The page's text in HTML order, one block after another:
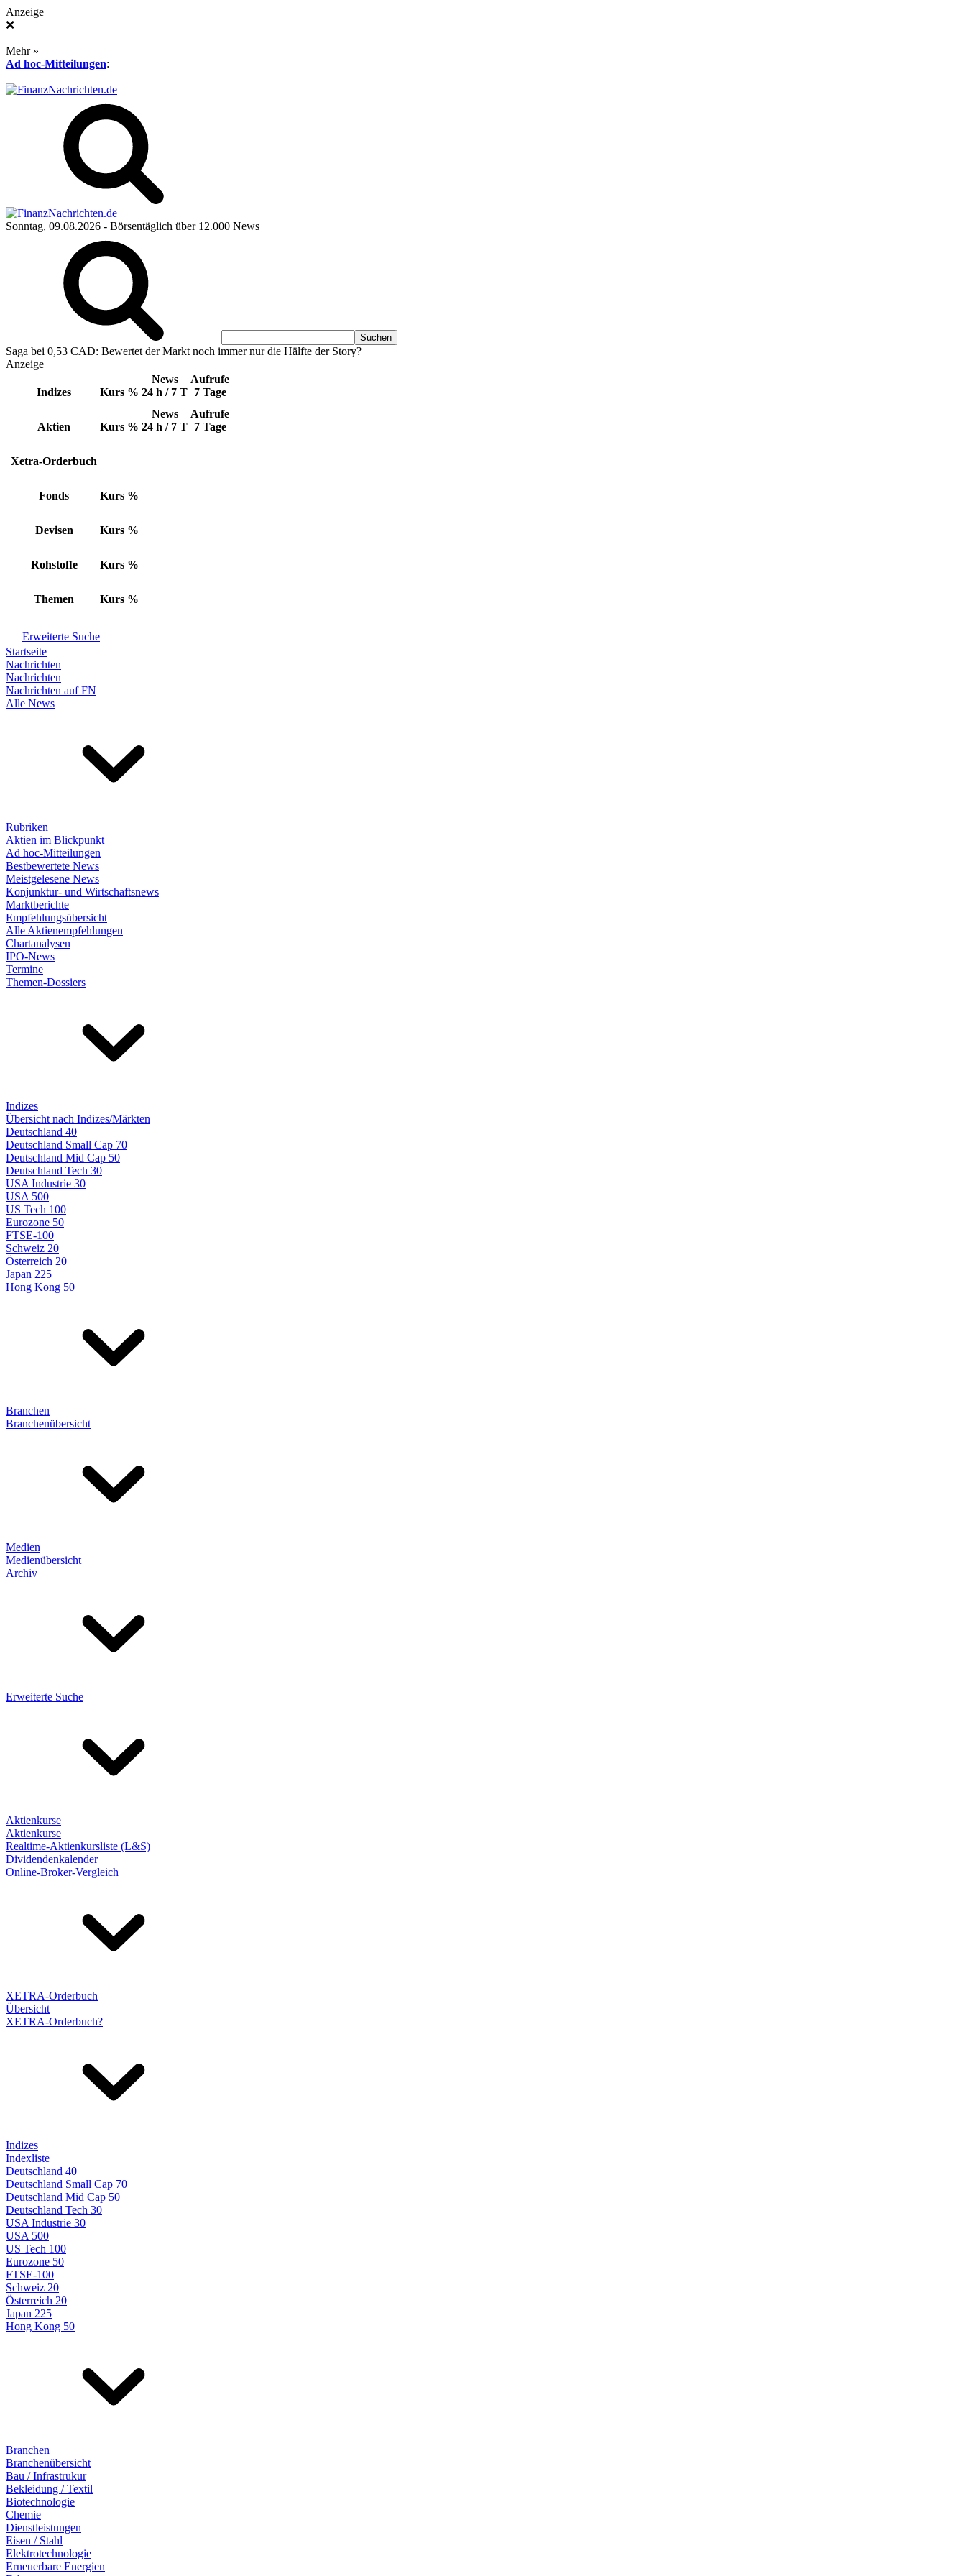
Anzeige
❌
Mehr »
Ad hoc-Mitteilungen:
Sonntag, 09.08.2026 - Börsentäglich über 12.000 News
Saga bei 0,53 CAD: Bewertet der Markt noch immer nur die Hälfte der Story?
Anzeige
Indizes Kurs %
News
24 h / 7 T
Aufrufe
7 Tage
Aktien Kurs %
News
24 h / 7 T
Aufrufe
7 Tage
Xetra-Orderbuch
Fonds Kurs %
Devisen Kurs %
Rohstoffe Kurs %
Themen Kurs %
Erweiterte Suche
Startseite
Nachrichten
Nachrichten
Nachrichten auf FN
Alle News
Rubriken
Aktien im Blickpunkt
Ad hoc-Mitteilungen
Bestbewertete News
Meistgelesene News
Konjunktur- und Wirtschaftsnews
Marktberichte
Empfehlungsübersicht
Alle Aktienempfehlungen
Chartanalysen
IPO-News
Termine
Themen-Dossiers
Indizes
Übersicht nach Indizes/Märkten
Deutschland 40
Deutschland Small Cap 70
Deutschland Mid Cap 50
Deutschland Tech 30
USA Industrie 30
USA 500
US Tech 100
Eurozone 50
FTSE-100
Schweiz 20
Österreich 20
Japan 225
Hong Kong 50
Branchen
Branchenübersicht
Medien
Medienübersicht
Archiv
Erweiterte Suche
Aktienkurse
Aktienkurse
Realtime-Aktienkursliste (L&S)
Dividendenkalender
Online-Broker-Vergleich
XETRA-Orderbuch
Übersicht
XETRA-Orderbuch?
Indizes
Indexliste
Deutschland 40
Deutschland Small Cap 70
Deutschland Mid Cap 50
Deutschland Tech 30
USA Industrie 30
USA 500
US Tech 100
Eurozone 50
FTSE-100
Schweiz 20
Österreich 20
Japan 225
Hong Kong 50
Branchen
Branchenübersicht
Bau / Infrastrukur
Bekleidung / Textil
Biotechnologie
Chemie
Dienstleistungen
Eisen / Stahl
Elektrotechnologie
Erneuerbare Energien